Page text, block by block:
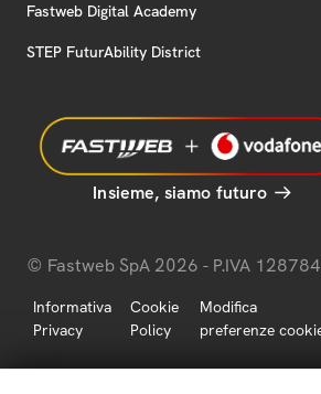
Fastweb Digital Academy
STEP FuturAbility District
Insieme, siamo futuro
© Fastweb SpA 2026 - P.IVA
Informativa
Privacy
Cookie
Policy
Modifica
preferenze